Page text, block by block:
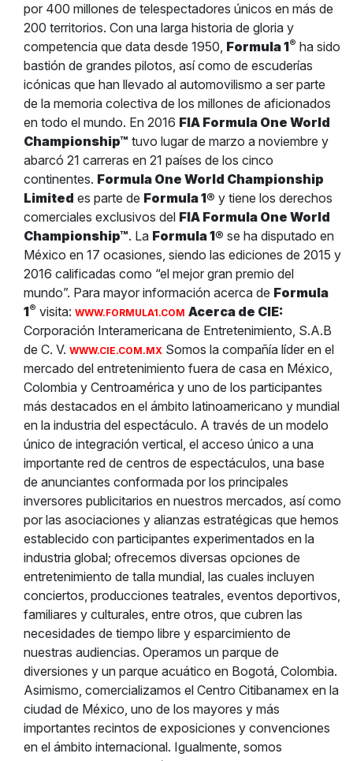
por 400 millones de telespectadores únicos en más de
200 territorios. Con una larga historia de gloria y
competencia que data desde 1950, Formula 1® ha sido
bastión de grandes pilotos, así como de escuderías
icónicas que han llevado al automovilismo a ser parte
de la memoria colectiva de los millones de aficionados
en todo el mundo. En 2016 FIA Formula One World
Championship™ tuvo lugar de marzo a noviembre y
abarcó 21 carreras en 21 países de los cinco
continentes. Formula One World Championship
Limited es parte de Formula 1® y tiene los derechos
comerciales exclusivos del FIA Formula One World
Championship™. La Formula 1® se ha disputado en
México en 17 ocasiones, siendo las ediciones de 2015 y
2016 calificadas como “el mejor gran premio del
mundo”. Para mayor información acerca de Formula
1® visita: WWW.FORMULA1.COM Acerca de CIE:
Corporación Interamericana de Entretenimiento, S.A.B
de C. V. WWW.CIE.COM.MX Somos la compañía líder en el
mercado del entretenimiento fuera de casa en México,
Colombia y Centroamérica y uno de los participantes
más destacados en el ámbito latinoamericano y mundial
en la industria del espectáculo. A través de un modelo
único de integración vertical, el acceso único a una
importante red de centros de espectáculos, una base
de anunciantes conformada por los principales
inversores publicitarios en nuestros mercados, así como
por las asociaciones y alianzas estratégicas que hemos
establecido con participantes experimentados en la
industria global; ofrecemos diversas opciones de
entretenimiento de talla mundial, las cuales incluyen
conciertos, producciones teatrales, eventos deportivos,
familiares y culturales, entre otros, que cubren las
necesidades de tiempo libre y esparcimiento de
nuestras audiencias. Operamos un parque de
diversiones y un parque acuático en Bogotá, Colombia.
Asimismo, comercializamos el Centro Citibanamex en la
ciudad de México, uno de los mayores y más
importantes recintos de exposiciones y convenciones
en el ámbito internacional. Igualmente, somos